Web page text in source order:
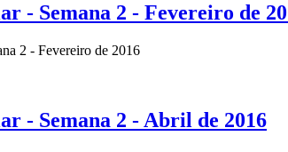
- Semana 2 - Fevereiro de
2 - Fevereiro de 2016
- Semana 2 - Abril de 2016